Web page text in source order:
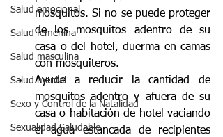
Salud emocional
Salud femenina
Salud masculina
Salud mental
Sexo y Control de la Natalidad
Sexualidad Saludable
mosquitos. Si no se puede proteger
de los mosquitos adentro de su
casa o del hotel, duerma en camas
con mosquiteros.
Ayude a reducir la cantidad de
mosquitos adentro y afuera de su
casa o habitación de hotel vaciando
el agua estancada de recipientes